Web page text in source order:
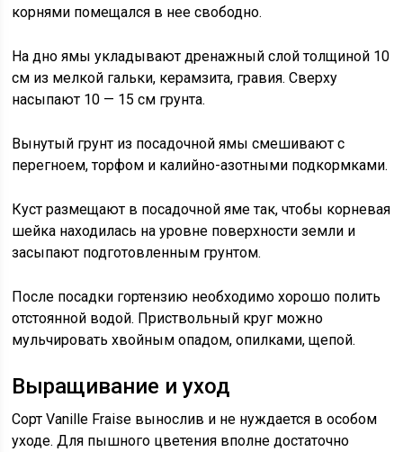
корнями помещался в нее свободно.
На дно ямы укладывают дренажный слой толщиной 10
см из мелкой гальки, керамзита, гравия. Сверху
насыпают 10 — 15 см грунта.
Вынутый грунт из посадочной ямы смешивают с
перегноем, торфом и калийно-азотными подкормками.
Куст размещают в посадочной яме так, чтобы корневая
шейка находилась на уровне поверхности земли и
засыпают подготовленным грунтом.
После посадки гортензию необходимо хорошо полить
отстоянной водой. Приствольный круг можно
мульчировать хвойным опадом, опилками, щепой.
Выращивание и уход
Сорт Vanille Fraise вынослив и не нуждается в особом
уходе. Для пышного цветения вполне достаточно